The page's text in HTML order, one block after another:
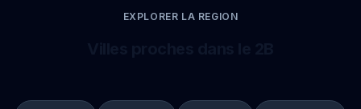
EXPLORER LA REGION